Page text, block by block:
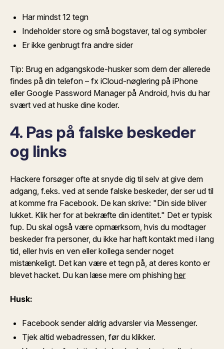
Har mindst 12 tegn
Indeholder store og små bogstaver, tal og symboler
Er ikke genbrugt fra andre sider
Tip: Brug en adgangskode-husker som dem der allerede
findes på din telefon – fx iCloud-nøglering på iPhone
eller Google Password Manager på Android, hvis du har
svært ved at huske dine koder.
4. Pas på falske beskeder
og links
Hackere forsøger ofte at snyde dig til selv at give dem
adgang, f.eks. ved at sende falske beskeder, der ser ud til
at komme fra Facebook. De kan skrive: "Din side bliver
lukket. Klik her for at bekræfte din identitet." Det er typisk
fup. Du skal også være opmærksom, hvis du modtager
beskeder fra personer, du ikke har haft kontakt med i lang
tid, eller hvis en ven eller kollega sender noget
mistænkeligt. Det kan være et tegn på, at deres konto er
blevet hacket. Du kan læse mere om phishing her
Husk:
Facebook sender aldrig advarsler via Messenger.
Tjek altid webadressen, før du klikker.